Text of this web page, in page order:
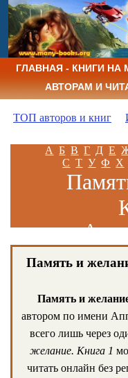
ГЛАВНАЯ - КНИГИ НА
АВТОРАМ И
ТОП авторов и книг
А Б В Г Д Е
С Т У Ф Х
Память и
Память и
автором по имени
всего лишь через
желание. Книга 1
читать онлайн без